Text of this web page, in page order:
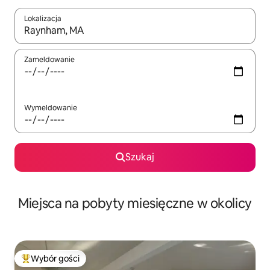
Lokalizacja
Gdy wyniki będą dostępne, możesz poruszać się po nich za
Zameldowanie
Wymeldowanie
Szukaj
Miejsca na pobyty miesięczne w okolicy
Najpopularniejsze z kategorii Wybór gości
Wybór gości